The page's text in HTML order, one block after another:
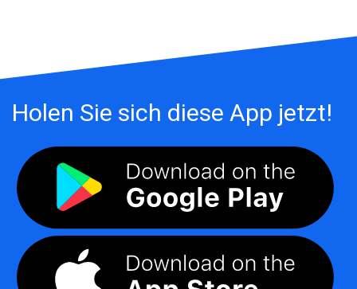
Holen Sie sich diese App jetzt!